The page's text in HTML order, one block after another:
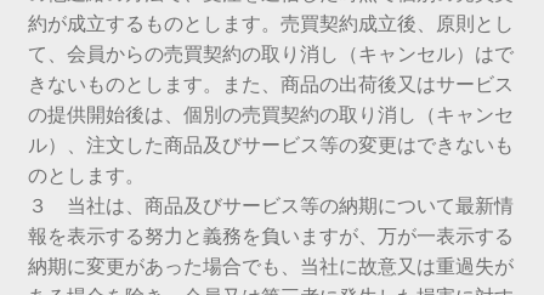
約が成立するものとします。売買契約成立後、原則とし
て、会員からの売買契約の取り消し（キャンセル）はで
きないものとします。また、商品の出荷後又はサービス
の提供開始後は、個別の売買契約の取り消し（キャンセ
ル）、注文した商品及びサービス等の変更はできないも
のとします。
３ 当社は、商品及びサービス等の納期について最新情
報を表示する努力と義務を負いますが、万が一表示する
納期に変更があった場合でも、当社に故意又は重過失が